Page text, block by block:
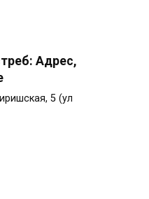
Адрес,
5 (ул